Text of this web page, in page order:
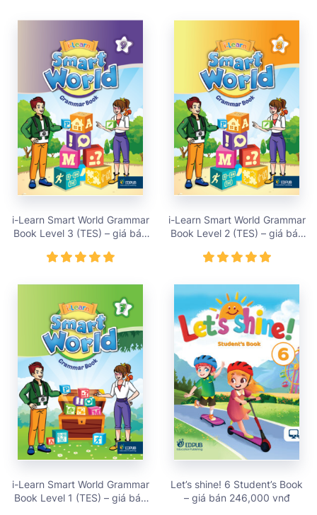
i-Learn Smart World Grammar
Book Level 3 (TES) – giá bán
i-Learn Smart World Grammar
Book Level 2 (TES) – giá bán
i-Learn Smart World Grammar
Book Level 1 (TES) – giá bán
Let’s shine! 6 Student’s Book
– giá bán 246,000 vnđ